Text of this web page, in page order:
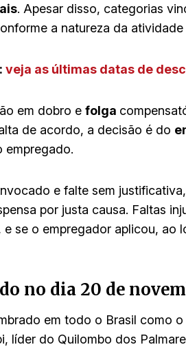
. Apesar disso, categorias
a natureza da
veja as últimas datas de
em dobro e folga
de acordo, a decisão é do
empregado.
e falte sem
por justa causa. Faltas
se o empregador aplicou, ao
no dia 20 de
em todo o Brasil como o
líder do Quilombo dos